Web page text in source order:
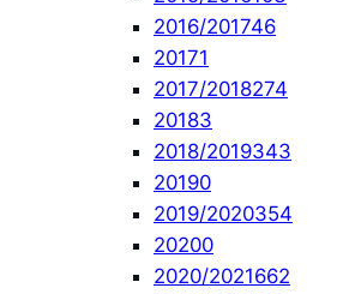
2016/201746
20171
2017/2018274
20183
2018/2019343
20190
2019/2020354
20200
2020/2021662